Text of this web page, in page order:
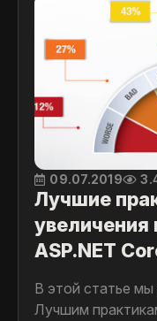
09.07.2019
Лучшие
увеличения
ASP.NET
В этой статье
Лучшим